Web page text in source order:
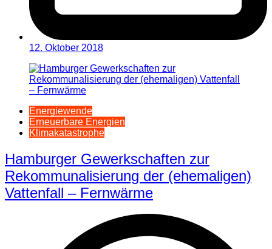
12. Oktober 2018
Energiewende
Erneuerbare Energien
Klimakatastrophe
Hamburger Gewerkschaften zur
Rekommunalisierung der (ehemaligen)
Vattenfall – Fernwärme